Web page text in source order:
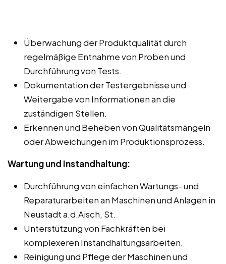
Überwachung der Produktqualität durch
regelmäßige Entnahme von Proben und
Durchführung von Tests.
Dokumentation der Testergebnisse und
Weitergabe von Informationen an die
zuständigen Stellen.
Erkennen und Beheben von Qualitätsmängeln
oder Abweichungen im Produktionsprozess.
Wartung und Instandhaltung:
Durchführung von einfachen Wartungs- und
Reparaturarbeiten an Maschinen und Anlagen in
Neustadt a.d.Aisch, St.
Unterstützung von Fachkräften bei
komplexeren Instandhaltungsarbeiten.
Reinigung und Pflege der Maschinen und